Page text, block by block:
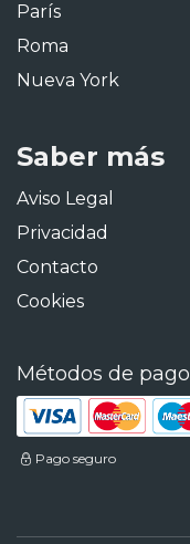
París
Roma
Nueva York
Saber más
Aviso Legal
Privacidad
Contacto
Cookies
Métodos de pago
Pago seguro